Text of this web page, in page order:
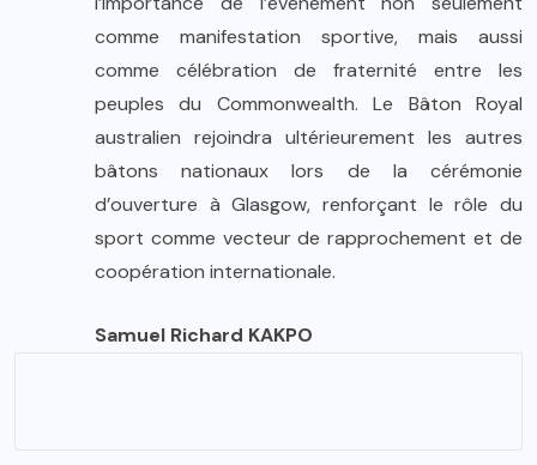
comme manifestation sportive, mais aussi
comme célébration de fraternité entre les
peuples du Commonwealth. Le Bâton Royal
australien rejoindra ultérieurement les autres
bâtons nationaux lors de la cérémonie
d’ouverture à Glasgow, renforçant le rôle du
sport comme vecteur de rapprochement et de
coopération internationale.
Samuel Richard KAKPO